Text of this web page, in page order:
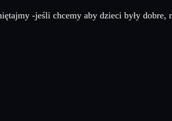
-jeśli chcemy aby dzieci były